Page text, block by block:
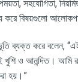
, সহযোগিতা,
করে বিষয়গুলো
ব্যক্ত করে বলেন, “
খুশি ও আনন্দিত। আমি
হয়। ”